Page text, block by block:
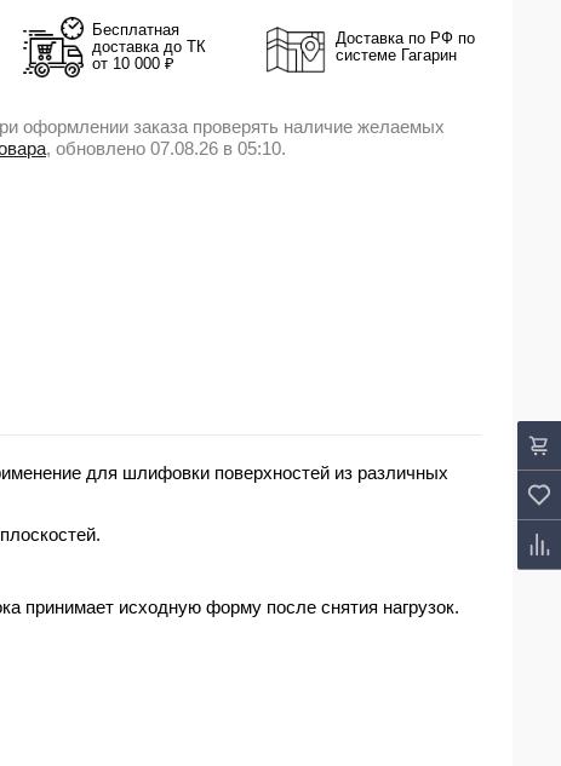
Бесплатная
доставка до ТК
от 10 000 ₽
Доставка по РФ по
системе Гагарин
оформлении заказа проверять наличие желаемых
, обновлено 07.08.26 в 05:10.
для шлифовки поверхностей из различных
принимает исходную форму после снятия нагрузок.